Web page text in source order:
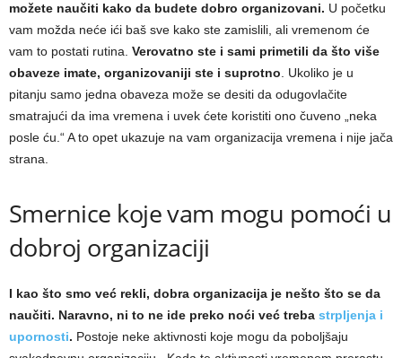
možete naučiti kako da budete dobro organizovani. U početku
vam možda neće ići baš sve kako ste zamislili, ali vremenom će
vam to postati rutina. Verovatno ste i sami primetili da što više
obaveze imate, organizovaniji ste i suprotno. Ukoliko je u
pitanju samo jedna obaveza može se desiti da odugovlačite
smatrajući da ima vremena i uvek ćete koristiti ono čuveno „neka
posle ću.“ A to opet ukazuje na vam organizacija vremena i nije jača
strana.
Smernice koje vam mogu pomoći u
dobroj organizaciji
I kao što smo već rekli, dobra organizacija je nešto što se da
naučiti. Naravno, ni to ne ide preko noći već treba strpljenja i
upornosti. Postoje neke aktivnosti koje mogu da poboljšaju